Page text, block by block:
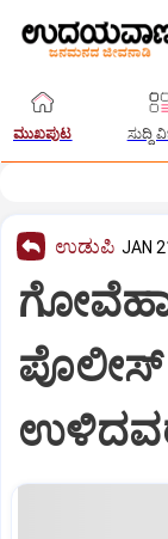
ಮುಖಪುಟ ಸುದ್ದಿ
ಉಡುಪಿ JAN
ಪೊಲೀಸ್‌